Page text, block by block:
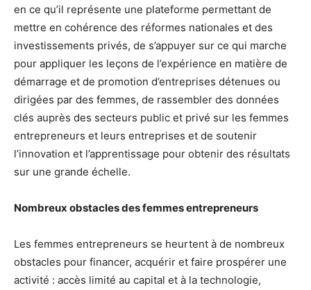
en ce qu’il représente une plateforme permettant de
mettre en cohérence des réformes nationales et des
investissements privés, de s’appuyer sur ce qui marche
pour appliquer les leçons de l’expérience en matière de
démarrage et de promotion d’entreprises détenues ou
dirigées par des femmes, de rassembler des données
clés auprès des secteurs public et privé sur les femmes
entrepreneurs et leurs entreprises et de soutenir
l’innovation et l’apprentissage pour obtenir des résultats
sur une grande échelle.
Nombreux obstacles des femmes entrepreneurs
Les femmes entrepreneurs se heurtent à de nombreux
obstacles pour financer, acquérir et faire prospérer une
activité : accès limité au capital et à la technologie,